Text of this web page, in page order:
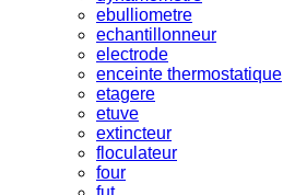
ebulliometre
echantillonneur
electrode
enceinte thermostatique
etagere
etuve
extincteur
floculateur
four